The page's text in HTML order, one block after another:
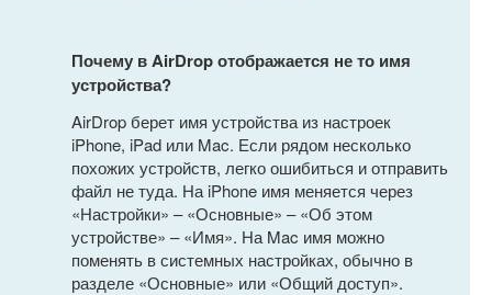
Почему в AirDrop отображается не то имя
устройства?
AirDrop берет имя устройства из настроек
iPhone, iPad или Mac. Если рядом несколько
похожих устройств, легко ошибиться и отправить
файл не туда. На iPhone имя меняется через
«Настройки» – «Основные» – «Об этом
устройстве» – «Имя». На Mac имя можно
поменять в системных настройках, обычно в
разделе «Основные» или «Общий доступ».